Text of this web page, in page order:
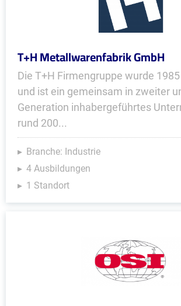
T+H Metallwarenfabrik GmbH
Die T+H Firmengruppe wurde
und ist ein gemeinsam in zweiter
Generation inhaber­geführtes
rund 200...
Branche: Industrie
4 Ausbildungen
1 Standort